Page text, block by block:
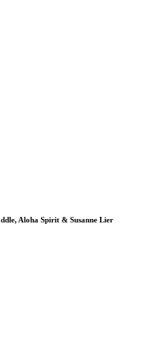
Aloha Spirit & Susanne Lier